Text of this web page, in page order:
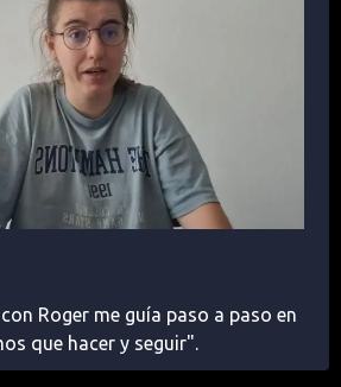
Roger me guía paso a paso en
que hacer y seguir".